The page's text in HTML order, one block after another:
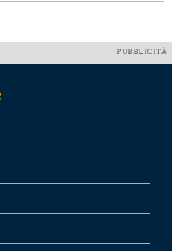
PUBBLICITÀ